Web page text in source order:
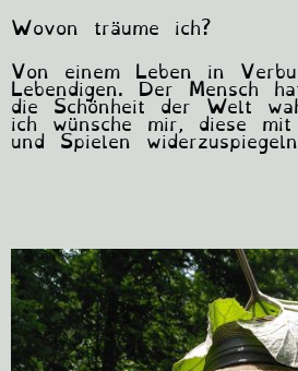
Wovon träume ich?
Von einem Leben in
Lebendigen. Der Mensch
die Schönheit der Welt
ich wünsche mir, diese mit
und Spielen